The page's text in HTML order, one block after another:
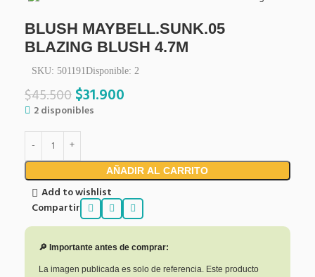
BLUSH MAYBELL.SUNK.05
BLAZING BLUSH 4.7M
SKU: 501191Disponible: 2
$45.500$31.900
2 disponibles
AÑADIR AL CARRITO
Add to wishlist
Compartir
🔎 Importante antes de comprar:
La imagen publicada es solo de referencia. Este producto